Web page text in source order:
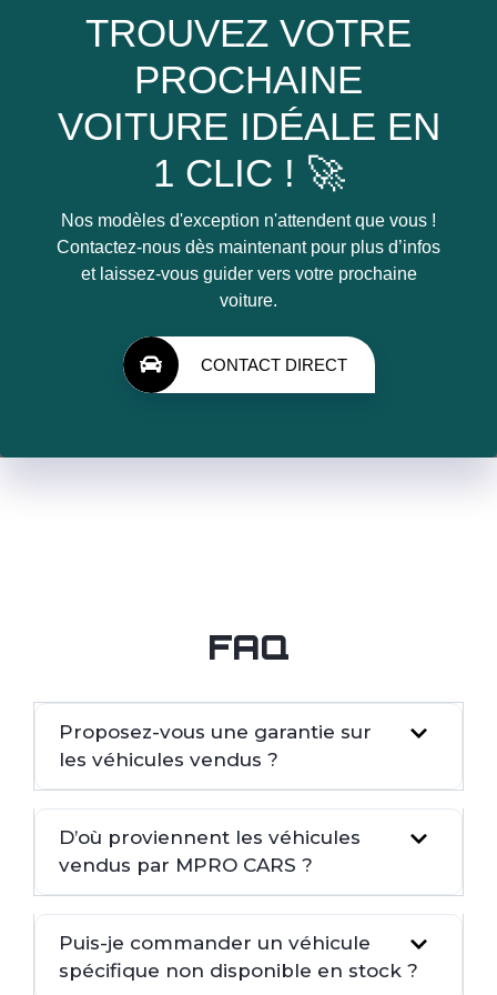
TROUVEZ VOTRE
PROCHAINE
VOITURE IDÉALE EN
1 CLIC ! 🚀
Nos modèles d'exception n'attendent que vous !
Contactez-nous dès maintenant pour plus d’infos
et laissez-vous guider vers votre prochaine
voiture.
CONTACT DIRECT
FAQ
Proposez-vous une garantie sur
les véhicules vendus ?
D’où proviennent les véhicules
vendus par MPRO CARS ?
Puis-je commander un véhicule
spécifique non disponible en stock ?